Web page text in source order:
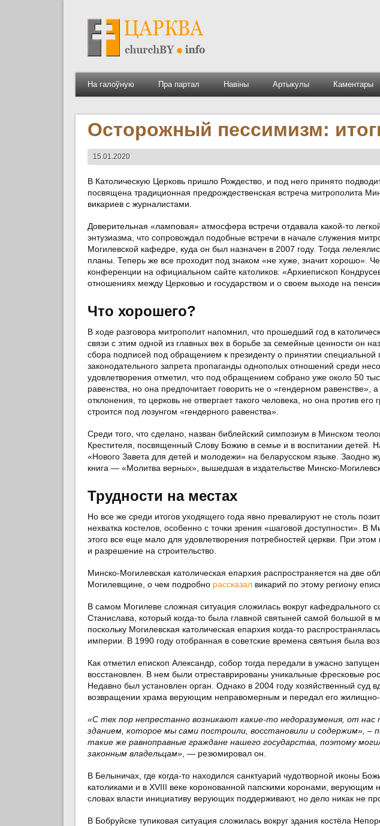
На галоўную Пра партал Навіны Артыкулы Каментары
Осторожный пессимизм:
15.01.2020
В Католическую Церковь пришло Рождество, и под него принято
посвящена традиционная предрождественская встреча митрополита
викариев с журналистами.
Доверительная «ламповая» атмосфера встречи отдавала какой-то
энтузиазма, что сопровождал подобные встречи в начале служения
Могилевской кафедре, куда он был назначен в 2007 году. Тогда
планы. Теперь же все проходит под знаком «не хуже, значит хорошо».
конференции на официальном сайте католиков: «Архиепископ
отношениях между Церковью и государством и о своем выходе на
Что хорошего?
В ходе разговора митрополит напомнил, что прошедший год в
связи с этим одной из главных вех в борьбе за семейные ценности он
сбора подписей под обращением к президенту о принятии
законодательного запрета пропаганды однополых отношений среди
удовлетворения отметил, что под обращением собрано уже около 50
равенства, но она предпочитает говорить не о «гендерном равенстве»,
отклонения, то церковь не отвергает такого человека, но она против
строится под лозунгом «гендерного равенства».
Среди того, что сделано, назван библейский симпозиум в Минском
Крестителя, посвященный Слову Божию в семье и в воспитании детей.
«Нового Завета для детей и молодежи» на беларусском языке. Заодно
книга — «Молитва верных», вышедшая в издательстве Минско-
Трудности на местах
Но все же среди итогов уходящего года явно превалируют не столь
нехватка костелов, особенно с точки зрения «шаговой доступности». В
этого все еще мало для удовлетворения потребностей церкви. При
и разрешение на строительство.
Минско-Могилевская католическая епархия распространяется на две
Могилевщине, о чем подробно рассказалвикарий по этому региону
В самом Могилеве сложная ситуация сложилась вокруг кафедрального
Станислава, который когда-то была главной святыней самой большой в
поскольку Могилевская католическая епархия когда-то
империи. В 1990 году отобранная в советские времена святыня была
Как отметил епископ Александр, собор тогда передали в ужасно
восстановлен. В нем были отреставрированы уникальные фресковые
Недавно был установлен орган. Однако в 2004 году хозяйственный суд
возвращении храма верующим неправомерным и передал его жилищно-
«С тех пор непрестанно возникают какие-то недоразумения, от
зданием, которое мы сами построили, восстановили и содержим», –
такие же равноправные граждане нашего государства, поэтому
законным владельцам», — резюмировал он.
В Белыничах, где когда-то находился санктуарий чудотворной иконы
католиками и в XVIII веке коронованной папскими коронами, верующим
словах власти инициативу верующих поддерживают, но дело никак не
В Бобруйске тупиковая ситуация сложилась вокруг здания костёла